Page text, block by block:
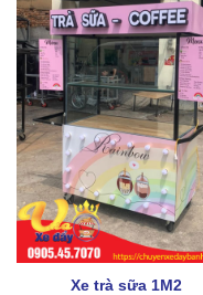
Xe trà sữa 1M2